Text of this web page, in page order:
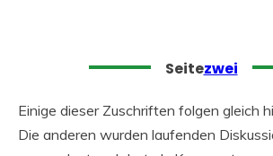
Seitezwei
Einige dieser Zuschriften folgen gleich
Die anderen wurden laufenden